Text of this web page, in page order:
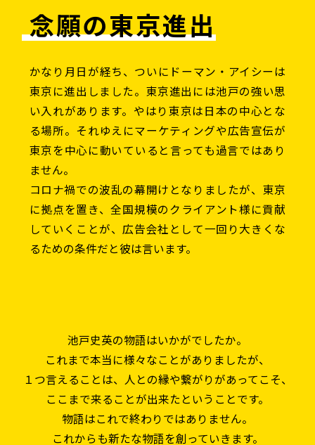
念願の東京進出
かなり月日が経ち、ついにドーマン・アイシーは
東京に進出しました。東京進出には池戸の強い思
い入れがあります。やはり東京は日本の中心とな
る場所。それゆえにマーケティングや広告宣伝が
東京を中心に動いていると言っても過言ではあり
ません。
コロナ禍での波乱の幕開けとなりましたが、東京
に拠点を置き、全国規模のクライアント様に貢献
していくことが、広告会社として一回り大きくな
るための条件だと彼は言います。
池戸史英の物語はいかがでしたか。
これまで本当に様々なことがありましたが、
１つ言えることは、 人との縁や繋がりがあってこそ、
ここまで来ることが出来たということです。
物語はこれで終わりではありません。
これからも新たな物語を創っていきます。